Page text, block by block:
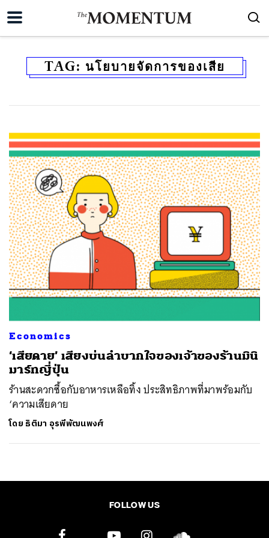
TAG: นโยบายจัดการของเสีย
Economics
‘เสียดาย’ เสียงบ่นลำบากใจของเจ้าของร้านมินิ
มาร์ทญี่ปุ่น
ร้านสะดวกซื้อกับอาหารเหลือทิ้ง ประสิทธิภาพที่มาพร้อมกับ
‘ความเสียดาย
โดย ธิติมา อุรพีพัฒนพงศ์
FOLLOW US
ค้นหา
SHARE TWEET LINE EMAIL